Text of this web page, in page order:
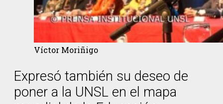
Víctor Moriñigo
Expresó también su deseo de
poner a la UNSL en el mapa